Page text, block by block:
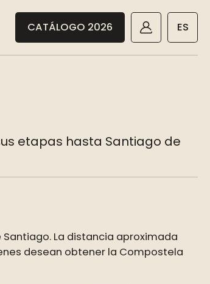
CATÁLOGO 2026 ES
etapas hasta Santiago de
La distancia aproximada
desean obtener la Compostela